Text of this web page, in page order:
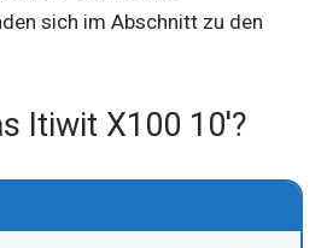
sich im Abschnitt zu den
Itiwit X100 10'?